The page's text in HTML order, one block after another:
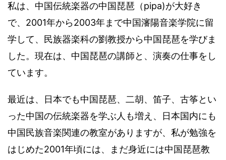
私は、中国伝統楽器の中国琵琶（pipa)が大好き
で、2001年から2003年まで中国瀋陽音楽学院に留
学して、民族器楽科の劉教授から中国琵琶を学びま
した。現在は、中国琵琶の講師と、演奏の仕事をし
ています。
最近は、日本でも中国琵琶、二胡、笛子、古筝とい
った中国の伝統楽器を学ぶ人も増え、日本国内にも
中国民族音楽関連の教室がありますが、私が勉強を
はじめた2001年頃には、まだ身近には中国琵琶教